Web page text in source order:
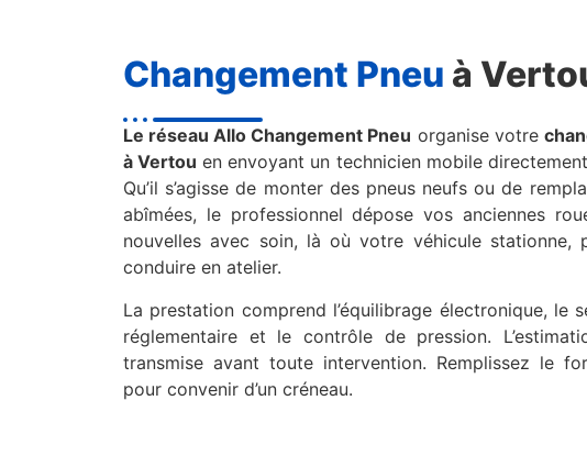
Changement Pneu à
Le réseau Allo Changement Pneu organise votre
à Vertou en envoyant un technicien mobile
Qu’il s’agisse de monter des pneus neufs ou de
abîmées, le professionnel dépose vos anciennes
nouvelles avec soin, là où votre véhicule stationne,
conduire en atelier.
La prestation comprend l’équilibrage électronique, le
réglementaire et le contrôle de pression.
transmise avant toute intervention. Remplissez le
pour convenir d’un créneau.